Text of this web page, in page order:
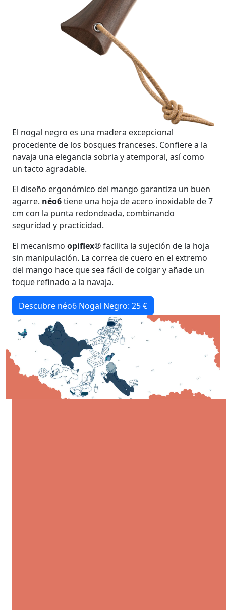
El nogal negro es una madera excepcional
procedente de los bosques franceses. Confiere a la
navaja una elegancia sobria y atemporal, así como
un tacto agradable.
El diseño ergonómico del mango garantiza un buen
agarre. néo6tiene una hoja de acero inoxidable de 7
cm con la punta redondeada, combinando
seguridad y practicidad.
El mecanismo opiflex®facilita la sujeción de la hoja
sin manipulación. La correa de cuero en el extremo
del mango hace que sea fácil de colgar y añade un
toque refinado a la navaja.
Descubre néo6 Nogal Negro: 25 €